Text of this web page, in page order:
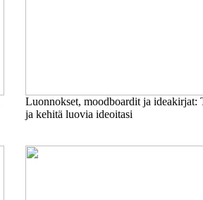
Luonnokset, moodboardit ja ideakirjat:
ja kehitä luovia ideoitasi